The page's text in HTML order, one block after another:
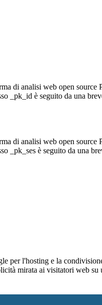
di analisi web open
_pk_id è seguito da una
di analisi web open
_pk_ses è seguito da una
per l'hosting e la
mirata ai visitatori web